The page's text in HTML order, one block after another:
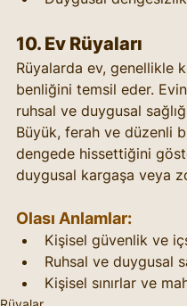
10. Ev Rüyaları
Rüyalarda ev, genellikle
benliğini temsil eder.
ruhsal ve duygusal
Büyük, ferah ve düzenli
dengede hissettiğini
duygusal kargaşa veya
Olası Anlamlar:
Kişisel güvenlik ve
Ruhsal ve duygusal
Kişisel sınırlar ve